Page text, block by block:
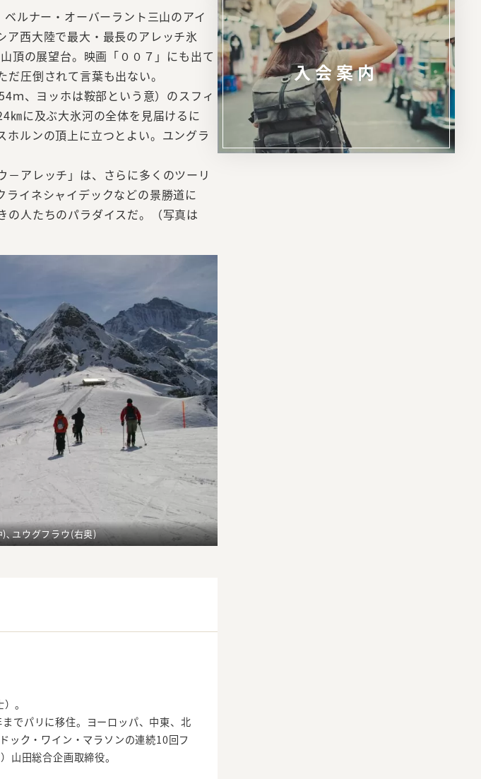
ルナー・オーバーラント三山のアイ
西大陸で最大・最長のアレッチ氷
頂の展望台。映画「００７」にも出て
圧倒されて言葉も出ない。
ｍ、ヨッホは鞍部という意）のスフィ
㎞に及ぶ大氷河の全体を見届けるに
ルンの頂上に立つとよい。ユングラ
アレッチ」は、さらに多くのツーリ
イネシャイデックなどの景勝道に
の人たちのパラダイスだ。（写真は
)､ユウグフラウ(右奥)
。
でパリに移住。ヨーロッパ、中東、北
ック・ワイン・マラソンの連続10回フ
山田総合企画取締役。
入会案内